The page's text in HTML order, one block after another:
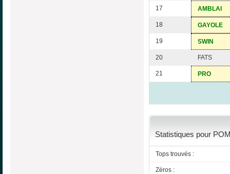
17 AMBLAI
18 GAYOLE
19 SWIN
20 FATS
21 PRO
Statistiques pour
Tops trouvés :
Zéros :